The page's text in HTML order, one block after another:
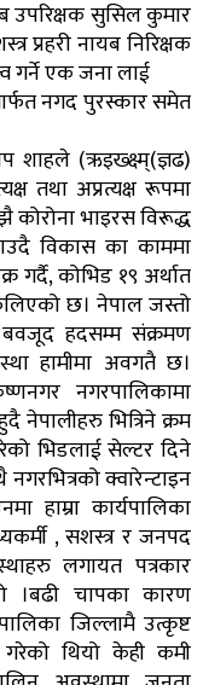
उपरिक्षक सुसिल कुमार
प्रहरी नायब निरिक्षक
गर्ने एक जना लाई
नगद पुरस्कार समेत
शाहले (ऋइख्क्ष्म्(ज्ञढ)
तथा अप्रत्यक्ष रूपमा
कोरोना भाइरस विरूद्ध
विकास का काममा
गर्दै, कोभिड १९ अर्थात
छ। नेपाल जस्तो
बवजूद हदसम्म संक्रमण
हामीमा अवगतै छ।
नगरपालिकामा
भित्रिने क्रम
भिडलाई सेल्टर दिने
क्वारेन्टाइन
हाम्रा कार्यपालिका
, सशस्त्र र जनपद
लगायत पत्रकार
।बढी चापका कारण
जिल्लामै उत्कृष्ट
थियो केही कमी